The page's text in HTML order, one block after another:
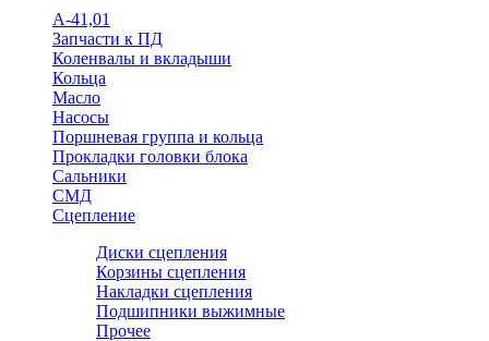
А-41,01
Запчасти к ПД
Коленвалы и вкладыши
Кольца
Масло
Насосы
Поршневая группа и кольца
Прокладки головки блока
Сальники
СМД
Сцепление
Диски сцепления
Корзины сцепления
Накладки сцепления
Подшипники выжимные
Прочее